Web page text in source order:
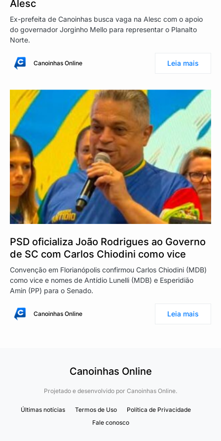
Alesc
Ex-prefeita de Canoinhas busca vaga na Alesc com o apoio
do governador Jorginho Mello para representar o Planalto
Norte.
Canoinhas Online Leia mais
PSD oficializa João Rodrigues ao Governo
de SC com Carlos Chiodini como vice
Convenção em Florianópolis confirmou Carlos Chiodini (MDB)
como vice e nomes de Antídio Lunelli (MDB) e Esperidião
Amin (PP) para o Senado.
Canoinhas Online Leia mais
Canoinhas Online
Projetado e desenvolvido por Canoinhas Online.
Últimas notícias Termos de Uso
Política de Privacidade
Fale conosco